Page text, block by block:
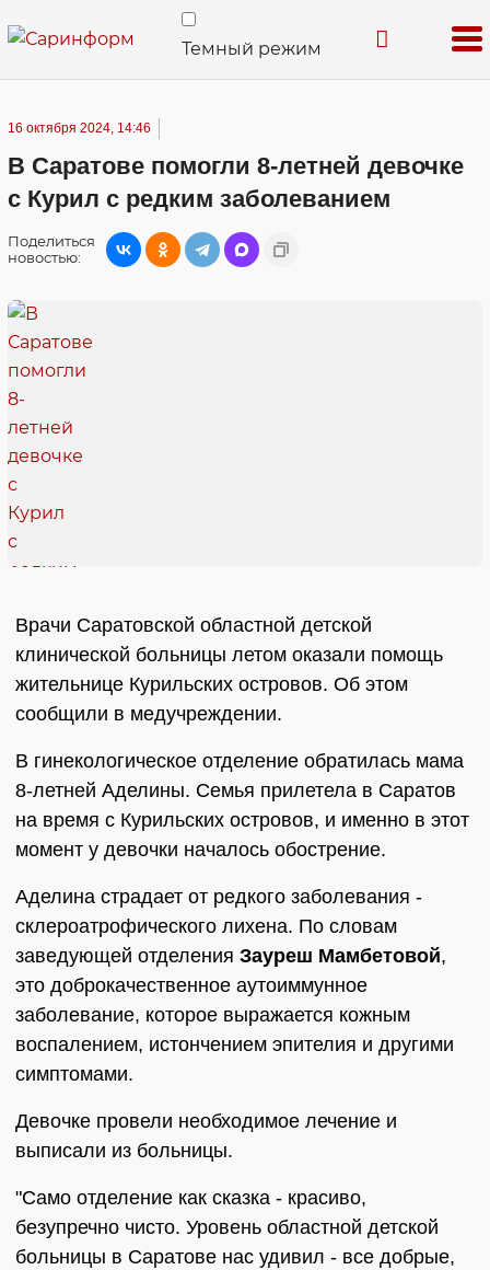
Темный режим
16 октября 2024, 14:46
В Саратове помогли 8-летней девочке
с Курил с редким заболеванием
Поделиться
новостью:
Врачи Саратовской областной детской
клинической больницы летом оказали помощь
жительнице Курильских островов. Об этом
сообщили в медучреждении.
В гинекологическое отделение обратилась мама
8-летней Аделины. Семья прилетела в Саратов
на время с Курильских островов, и именно в этот
момент у девочки началось обострение.
Аделина страдает от редкого заболевания -
склероатрофического лихена. По словам
заведующей отделения Зауреш Мамбетовой,
это доброкачественное аутоиммунное
заболевание, которое выражается кожным
воспалением, истончением эпителия и другими
симптомами.
Девочке провели необходимое лечение и
выписали из больницы.
"Само отделение как сказка - красиво,
безупречно чисто. Уровень областной детской
больницы в Саратове нас удивил - все добрые,